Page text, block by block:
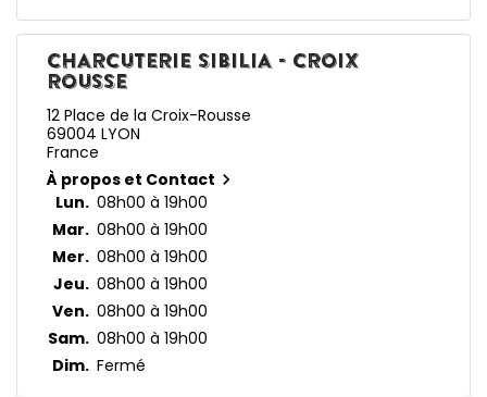
CHARCUTERIE SIBILIA - CROIX
ROUSSE
12 Place de la Croix-Rousse
69004 LYON
France
À propos et Contact 
Lun. 08h00 à 19h00
Mar. 08h00 à 19h00
Mer. 08h00 à 19h00
Jeu. 08h00 à 19h00
Ven. 08h00 à 19h00
Sam. 08h00 à 19h00
Dim. Fermé